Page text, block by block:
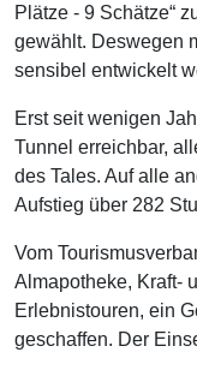
Plätze - 9 Schätze“
gewählt. Deswegen
sensibel entwickelt
Erst seit wenigen
Tunnel erreichbar,
des Tales. Auf alle
Aufstieg über 282
Vom
Almapotheke, Kraft-
Erlebnistouren, ein
geschaffen. Der